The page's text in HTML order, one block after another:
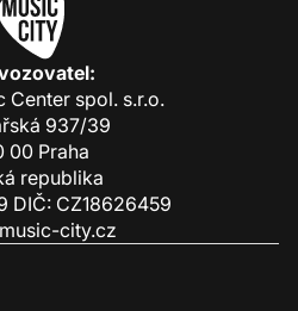
Center spol. s.r.o.
937/39
00 Praha
republika
DIČ: CZ18626459
city.cz